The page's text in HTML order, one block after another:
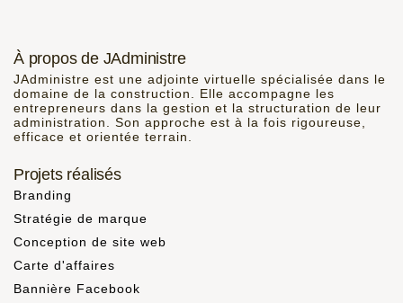
À propos de JAdministre
JAdministre est une adjointe virtuelle spécialisée dans le
domaine de la construction. Elle accompagne les
entrepreneurs dans la gestion et la structuration de leur
administration. Son approche est à la fois rigoureuse,
efficace et orientée terrain.
Projets réalisés
Branding
Stratégie de marque
Conception de site web
Carte d'affaires
Bannière Facebook